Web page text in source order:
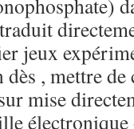
jeux
, mettre de
mise
électronique